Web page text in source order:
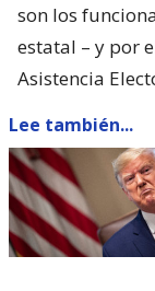
son los
estatal – y por
Asistencia
Lee también...